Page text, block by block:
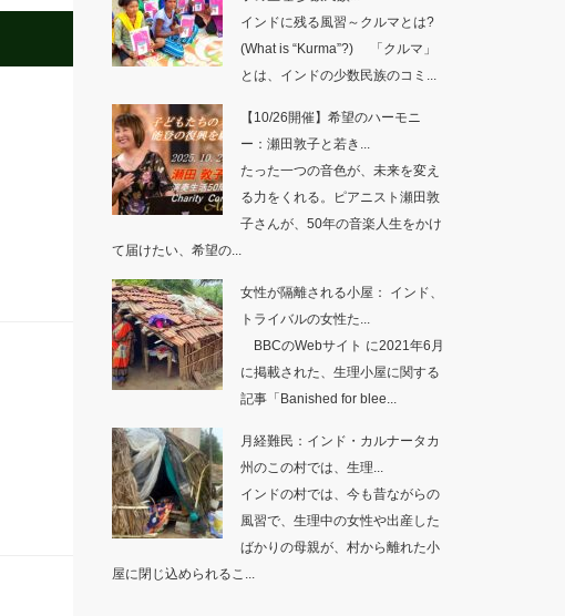
インドに残る風習～クルマとは?
(What is “Kurma”?) 「クルマ」
とは、インドの少数民族のコミ...
【10/26開催】希望のハーモニ
ー：瀬田敦子と若き...
たった一つの音色が、未来を変え
る力をくれる。ピアニスト瀬田敦
子さんが、50年の音楽人生をかけ
て届けたい、希望の...
女性が隔離される小屋： インド、
トライバルの女性た...
BBCのWebサイト に2021年6月
に掲載された、生理小屋に関する
記事「Banished for blee...
月経難民：インド・カルナータカ
州のこの村では、生理...
インドの村では、今も昔ながらの
風習で、生理中の女性や出産した
ばかりの母親が、村から離れた小
屋に閉じ込められるこ...